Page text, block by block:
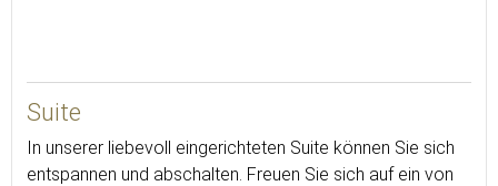
Suite
In unserer liebevoll eingerichteten Suite können Sie sich
entspannen und abschalten. Freuen Sie sich auf ein von